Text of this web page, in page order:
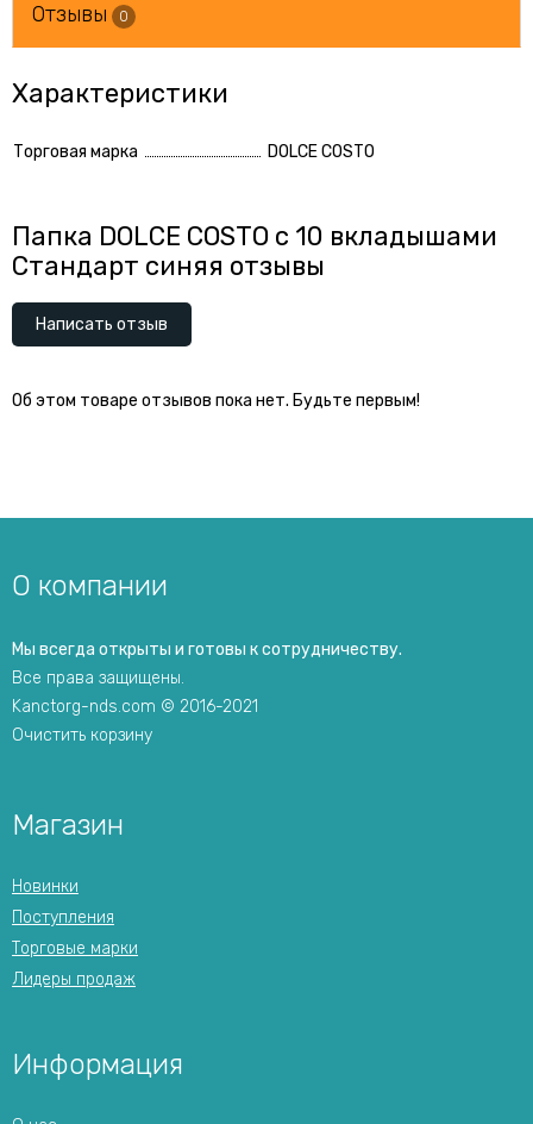
Отзывы 0
Характеристики
Торговая марка DOLCE COSTO
Папка DOLCE COSTO с 10 вкладышами
Стандарт синяя отзывы
Написать отзыв
Об этом товаре отзывов пока нет. Будьте первым!
О компании
Мы всегда открыты и готовы к сотрудничеству.
Все права защищены.
Kanctorg-nds.com © 2016-2021
Очистить корзину
Магазин
Новинки
Поступления
Торговые марки
Лидеры продаж
Информация